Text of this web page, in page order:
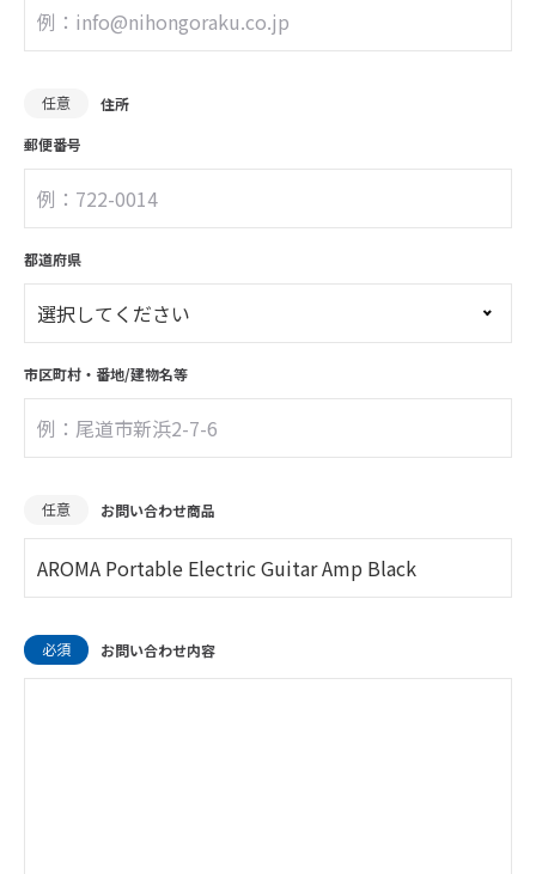
任意
住所
郵便番号
都道府県
市区町村・ 番地/建物名等
任意 お問い合わせ商品
必須 お問い合わせ内容